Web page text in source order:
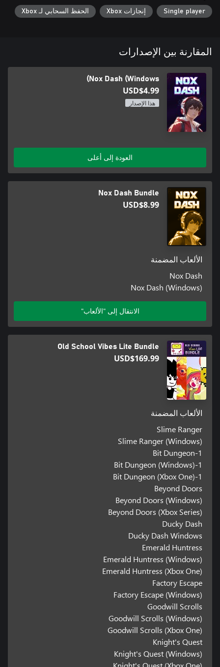
Single player إنجازات Xbox الحفظ السحابي لـ Xbox
المقارنة بين الإصدارات
Nox Dash (Windows)
USD$4.99
هذا الإصدار
العودة إلى أعلى
Nox Dash Bundle
USD$8.99
الألعاب المضمنة
Nox Dash
Nox Dash (Windows)
الانتقال إلى "الألعاب"
Old School Vibes Lite Bundle
USD$169.99
الألعاب المضمنة
Slime Ranger
Slime Ranger (Windows)
1-Bit Dungeon
1-Bit Dungeon (Windows)
1-Bit Dungeon (Xbox One)
Beyond Doors
Beyond Doors (Windows)
Beyond Doors (Xbox Series)
Ducky Dash
Ducky Dash Windows
Emerald Huntress
Emerald Huntress (Windows)
Emerald Huntress (Xbox One)
Factory Escape
Factory Escape (Windows)
Goodwill Scrolls
Goodwill Scrolls (Windows)
Goodwill Scrolls (Xbox One)
Knight's Quest
Knight's Quest (Windows)